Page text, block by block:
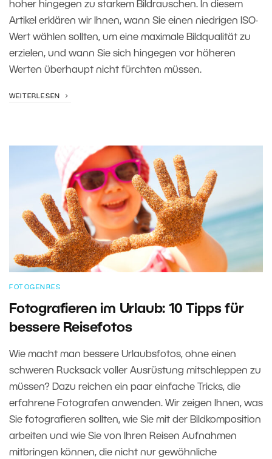
hoher hingegen zu starkem Bildrauschen. In diesem
Artikel erklären wir Ihnen, wann Sie einen niedrigen ISO-
Wert wählen sollten, um eine maximale Bildqualität zu
erzielen, und wann Sie sich hingegen vor höheren
Werten überhaupt nicht fürchten müssen.
WEITERLESEN
FOTOGENRES
Fotografieren im Urlaub: 10 Tipps für
bessere Reisefotos
Wie macht man bessere Urlaubsfotos, ohne einen
schweren Rucksack voller Ausrüstung mitschleppen zu
müssen? Dazu reichen ein paar einfache Tricks, die
erfahrene Fotografen anwenden. Wir zeigen Ihnen, was
Sie fotografieren sollten, wie Sie mit der Bildkomposition
arbeiten und wie Sie von Ihren Reisen Aufnahmen
mitbringen können, die nicht nur gewöhnliche